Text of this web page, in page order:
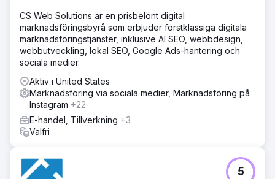
CS Web Solutions är en prisbelönt digital
marknadsföringsbyrå som erbjuder förstklassiga digitala
marknadsföringstjänster, inklusive AI SEO, webbdesign,
webbutveckling, lokal SEO, Google Ads-hantering och
sociala medier.
Aktiv i United States
Marknadsföring via sociala medier, Marknadsföring på
Instagram +22
E-handel, Tillverkning +3
Valfri
5